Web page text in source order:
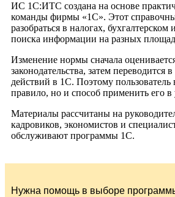
ИС 1С:ИТС создана на основе
команды фирмы «1С». Этот
разобраться в налогах, бухгалтерском
поиска информации на разных
Изменение нормы сначала
законодательства, затем переводится
действий в 1С. Поэтому пользователь
правило, но и способ применить его в
Материалы рассчитаны на
кадровиков, экономистов и
обслуживают программы 1С.
Нужна помощь в выборе